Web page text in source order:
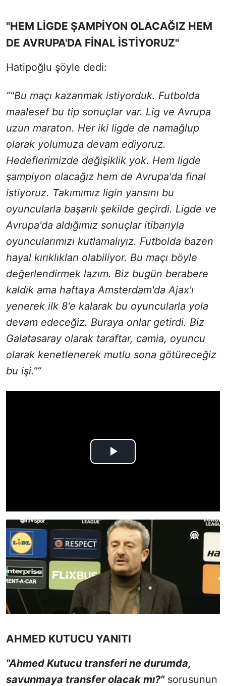
"HEM LİGDE ŞAMPİYON OLACAĞIZ HEM
DE AVRUPA'DA FİNAL İSTİYORUZ"
Hatipoğlu şöyle dedi:
“"Bu maçı kazanmak istiyorduk. Futbolda
maalesef bu tip sonuçlar var. Lig ve Avrupa
uzun maraton. Her iki ligde de namağlup
olarak yolumuza devam ediyoruz.
Hedeflerimizde değişiklik yok. Hem ligde
şampiyon olacağız hem de Avrupa'da final
istiyoruz. Takımımız ligin yarısını bu
oyuncularla başarılı şekilde geçirdi. Ligde ve
Avrupa'da aldığımız sonuçlar itibarıyla
oyuncularımızı kutlamalıyız. Futbolda bazen
hayal kırıklıkları olabiliyor. Bu maçı böyle
değerlendirmek lazım. Biz bugün berabere
kaldık ama haftaya Amsterdam'da Ajax'ı
yenerek ilk 8'e kalarak bu oyuncularla yola
devam edeceğiz. Buraya onlar getirdi. Biz
Galatasaray olarak taraftar, camia, oyuncu
olarak kenetlenerek mutlu sona götüreceğiz
bu işi."”
AHMED KUTUCU YANITI
"Ahmed Kutucu transferi ne durumda,
savunmaya transfer olacak mı?"sorusunun